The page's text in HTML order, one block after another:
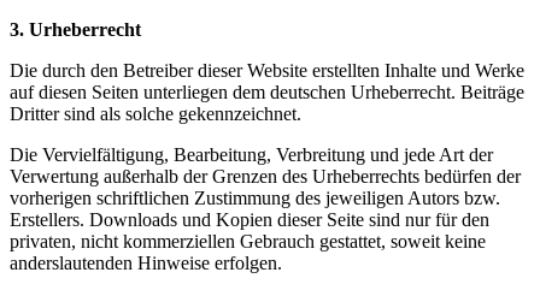
3. Urheberrecht
Die durch den Betreiber dieser Website erstellten Inhalte und Werke
auf diesen Seiten unterliegen dem deutschen Urheberrecht. Beiträge
Dritter sind als solche gekennzeichnet.
Die Vervielfältigung, Bearbeitung, Verbreitung und jede Art der
Verwertung außerhalb der Grenzen des Urheberrechts bedürfen der
vorherigen schriftlichen Zustimmung des jeweiligen Autors bzw.
Erstellers. Downloads und Kopien dieser Seite sind nur für den
privaten, nicht kommerziellen Gebrauch gestattet, soweit keine
anderslautenden Hinweise erfolgen.